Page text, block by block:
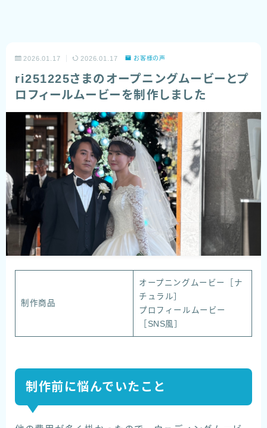
2026.01.17 2026.01.17 お客様の声
ri251225さまのオープニングムービーとプ
ロフィールムービーを制作しました
制作商品
オープニングムービー［ナ
チュラル］
プロフィールムービー
［SNS風］
制作前に悩んでいたこと